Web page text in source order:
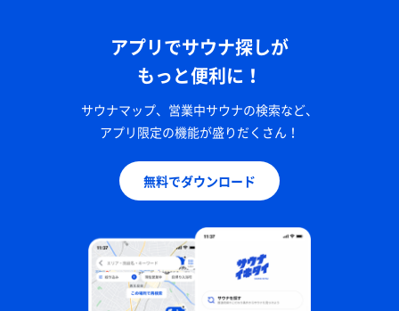
アプリでサウナ探しが
もっと便利に！
サウナマップ、営業中サウナの検索など、
アプリ限定の機能が盛りだくさん！
無料でダウンロード